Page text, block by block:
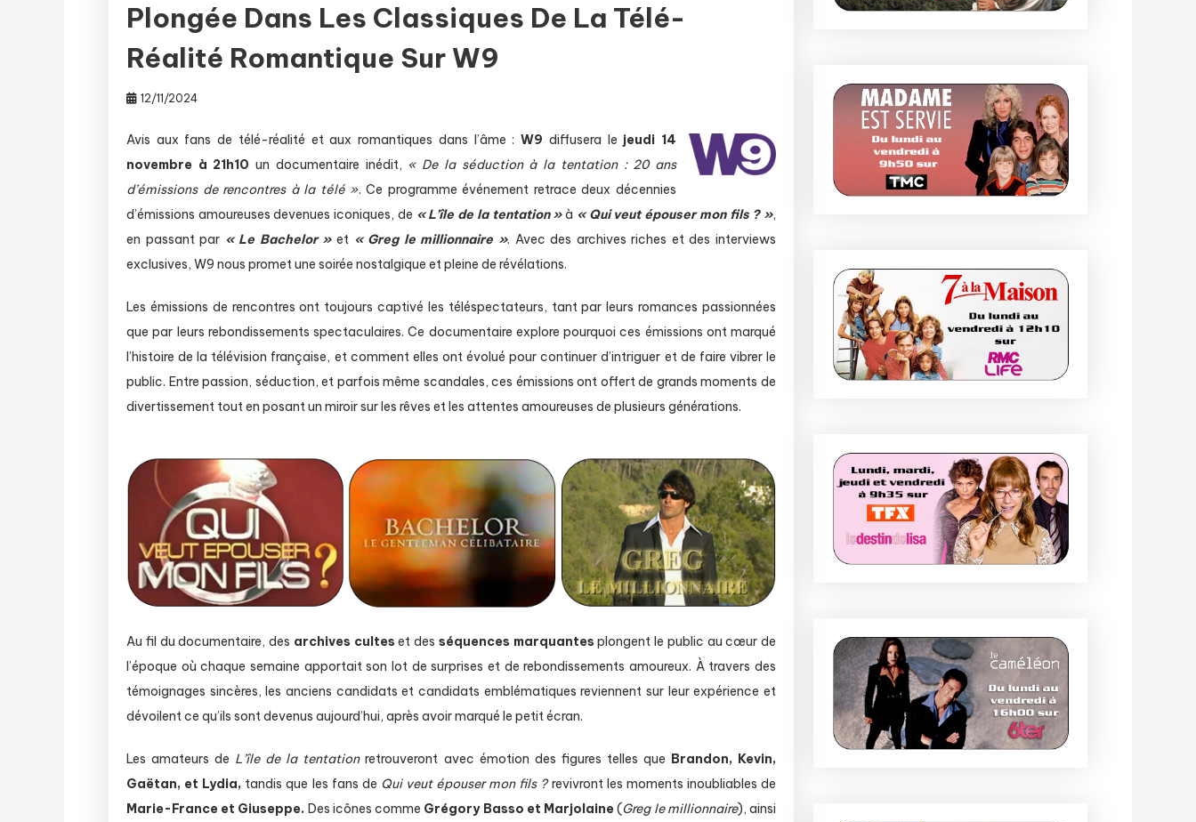
Plongée Dans Les Classiques De La Télé-
Réalité Romantique Sur W9
12/11/2024
Avis aux fans de télé-réalité et aux romantiques dans l’âme :W9 diffusera le jeudi 14
novembre à 21h10un documentaire inédit, « De la séduction à la tentation : 20 ans
d’émissions de rencontres à la télé ». Ce programme événement retrace deux décennies
d’émissions amoureuses devenues iconiques, de « L’île de la tentation »à «Qui veut épouser mon fils ? »,
en passant par « Le Bachelor »et « Greg le millionnaire ». Avec des archives riches et des interviews
exclusives, W9 nous promet une soirée nostalgique et pleine de révélations.
Les émissions de rencontres ont toujours captivé les téléspectateurs, tant par leurs romances passionnées
que par leurs rebondissements spectaculaires. Ce documentaire explore pourquoi ces émissions ont marqué
l’histoire de la télévision française, et comment elles ont évolué pour continuer d’intriguer et de faire vibrer le
public. Entre passion, séduction, et parfois même scandales, ces émissions ont offert de grands moments de
divertissement tout en posant un miroir sur les rêves et les attentes amoureuses de plusieurs générations.
Au fil du documentaire, des archives cultes et des séquences marquantes plongent le public au cœur de
l’époque où chaque semaine apportait son lot de surprises et de rebondissements amoureux. À travers des
témoignages sincères, les anciens candidats et candidats emblématiques reviennent sur leur expérience et
dévoilent ce qu’ils sont devenus aujourd’hui, après avoir marqué le petit écran.
Les amateurs de L’île de la tentationretrouveront avec émotion des figures telles que Brandon, Kevin,
Gaëtan, et Lydia, tandis que les fans de Qui veut épouser mon fils ?revivront les moments inoubliables de
Marie-France et Giuseppe. Des icônes comme Grégory Basso et Marjolaine(Greg le millionnaire), ainsi